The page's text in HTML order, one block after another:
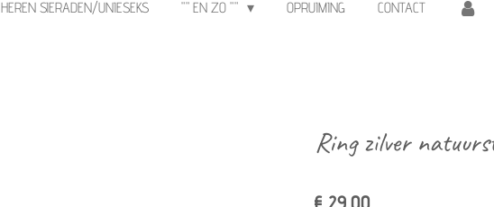
HEREN SIERADEN/UNIESEKS "" EN ZO "" OPRUIMING CONTACT
Ring zilver
€ 29,00